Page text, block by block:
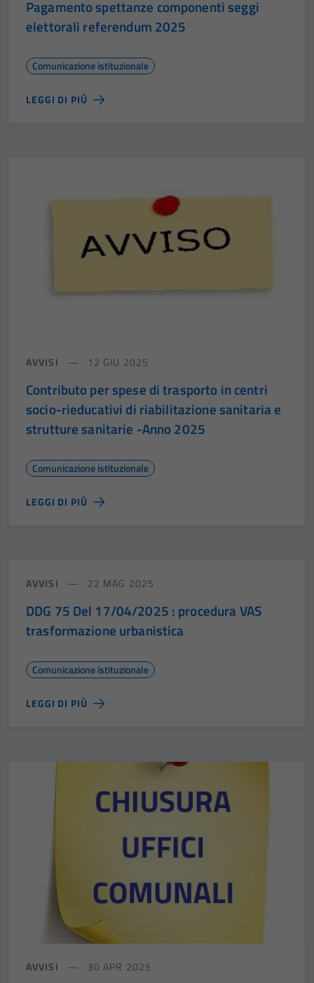
Pagamento spettanze componenti seggi
elettorali referendum 2025
Comunicazione istituzionale
LEGGI DI PIÙ
AVVISI 12 GIU 2025
Contributo per spese di trasporto in centri
socio-rieducativi di riabilitazione sanitaria e
strutture sanitarie -Anno 2025
Comunicazione istituzionale
LEGGI DI PIÙ
AVVISI 22 MAG 2025
DDG 75 Del 17/04/2025 : procedura VAS
trasformazione urbanistica
Comunicazione istituzionale
LEGGI DI PIÙ
AVVISI 30 APR 2025